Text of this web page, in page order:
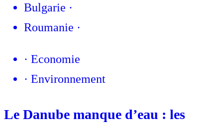
Bulgarie ·
Roumanie ·
· Economie
· Environnement
Le Danube manque d’eau : les